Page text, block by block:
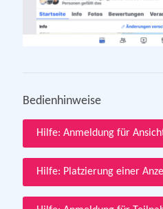
Bedienhinweise
Hilfe: Anmeldung für
Hilfe: Platzierung einer